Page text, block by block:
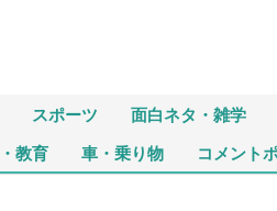
スポーツ 面白ネタ・雑学
教育 車・乗り物 コメント